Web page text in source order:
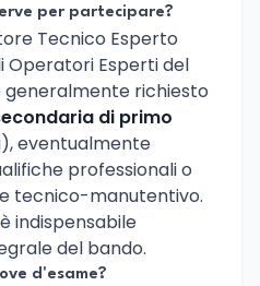
per partecipare?
Tecnico Esperto
Operatori Esperti del
generalmente richiesto
di primo
eventualmente
professionali o
tecnico-manutentivo.
indispensabile
del bando.
d'esame?